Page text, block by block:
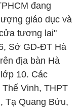
đang
giáo dục và
tương lai"
Sở GD-ĐT Hà
địa bàn Hà
10. Các
Vinh, THPT
Tạ Quang Bửu,